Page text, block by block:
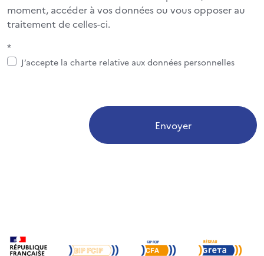
moment, accéder à vos données ou vous opposer au
traitement de celles-ci.
*
J’accepte la charte relative aux données personnelles
Envoyer